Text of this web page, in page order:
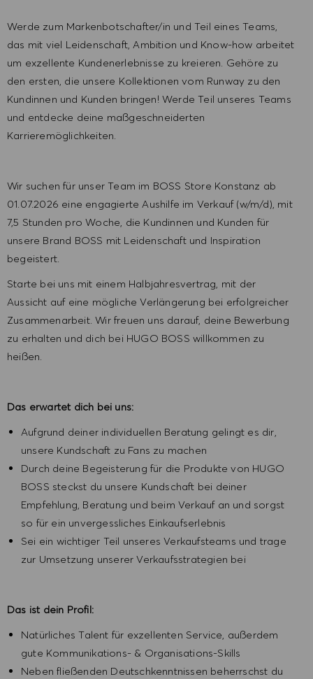
Werde zum Markenbotschafter/in und Teil eines Teams,
das mit viel Leidenschaft, Ambition und Know-how arbeitet
um exzellente Kundenerlebnisse zu kreieren. Gehöre zu
den ersten, die unsere Kollektionen vom Runway zu den
Kundinnen und Kunden bringen! Werde Teil unseres Teams
und entdecke deine maßgeschneiderten
Karrieremöglichkeiten.
Wir suchen für unser Team im BOSS Store Konstanz ab
01.07.2026 eine engagierte Aushilfe im Verkauf (w/m/d), mit
7,5 Stunden pro Woche, die Kundinnen und Kunden für
unsere Brand BOSS mit Leidenschaft und Inspiration
begeistert.
Starte bei uns mit einem Halbjahresvertrag, mit der
Aussicht auf eine mögliche Verlängerung bei erfolgreicher
Zusammenarbeit. Wir freuen uns darauf, deine Bewerbung
zu erhalten und dich bei HUGO BOSS willkommen zu
heißen.
Das erwartet dich bei uns:
Aufgrund deiner individuellen Beratung gelingt es dir,
unsere Kundschaft zu Fans zu machen
Durch deine Begeisterung für die Produkte von HUGO
BOSS steckst du unsere Kundschaft bei deiner
Empfehlung, Beratung und beim Verkauf an und sorgst
so für ein unvergessliches Einkaufserlebnis
Sei ein wichtiger Teil unseres Verkaufsteams und trage
zur Umsetzung unserer Verkaufsstrategien bei
Das ist dein Profil:
Natürliches Talent für exzellenten Service, außerdem
gute Kommunikations- & Organisations-Skills
Neben fließenden Deutschkenntnissen beherrschst du